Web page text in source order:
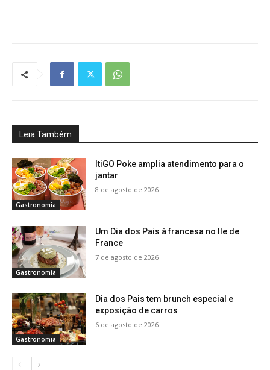
Leia Também
Gastronomia
ItiGO Poke amplia atendimento para o
jantar
8 de agosto de 2026
Gastronomia
Um Dia dos Pais à francesa no Ile de
France
7 de agosto de 2026
Gastronomia
Dia dos Pais tem brunch especial e
exposição de carros
6 de agosto de 2026